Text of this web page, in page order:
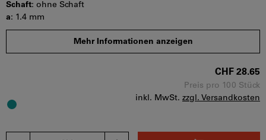
Schaft: ohne Schaft
a: 1.4 mm
s:2.5 mm
t min:1.3 mm
Mehr Informationen anzeigen
CHF 28.65
Preis pro 100 Stück
inkl. MwSt. zzgl. Versandkosten